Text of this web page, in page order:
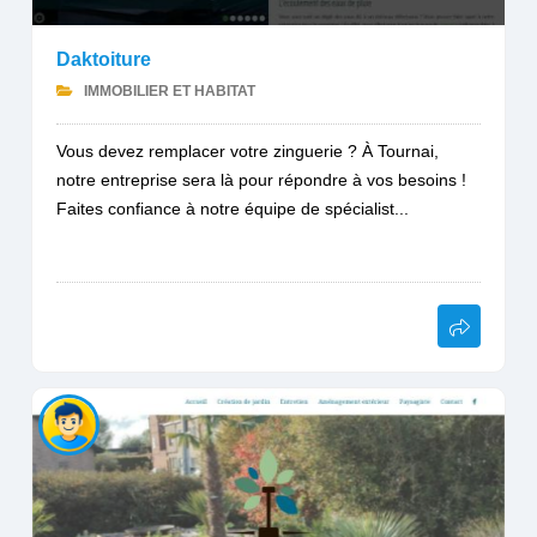
Daktoiture
IMMOBILIER ET HABITAT
Vous devez remplacer votre zinguerie ? À Tournai,
notre entreprise sera là pour répondre à vos besoins !
Faites confiance à notre équipe de spécialist...